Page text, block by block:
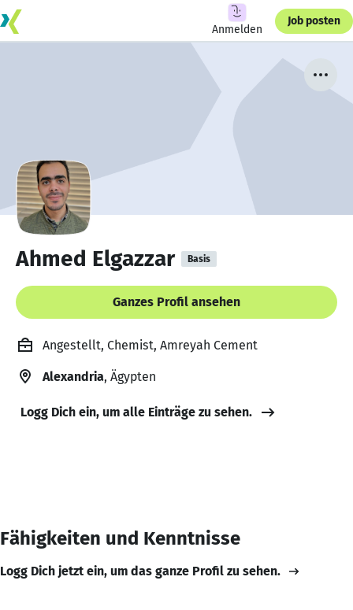
Anmelden
Job posten
Ahmed Elgazzar Basis
Ganzes Profil ansehen
Angestellt, Chemist, Amreyah Cement
Alexandria, Ägypten
Logg Dich ein, um alle Einträge zu sehen.
Fähigkeiten und Kenntnisse
Logg Dich jetzt ein, um das ganze Profil zu sehen.